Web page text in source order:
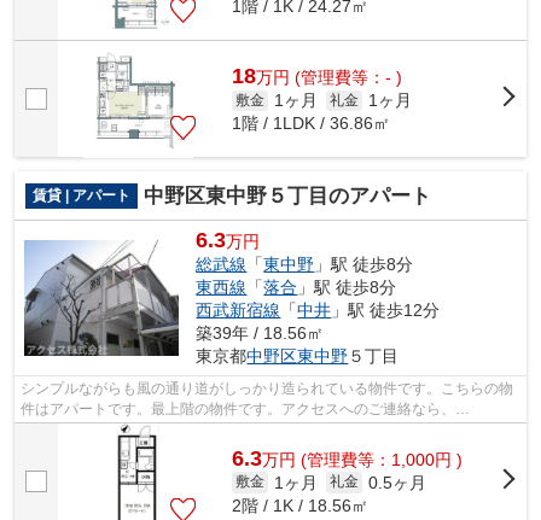
1階 / 1K / 24.27㎡
18万円 (管理費等：- )
敷金 1ヶ月 礼金
1ヶ月
1階 / 1LDK / 36.86㎡
賃貸 | アパート 中野区東中野５丁目のアパート
6.3万円
総武線 「東中野 」駅 徒歩8分
東西線 「落合 」駅 徒歩8分
西武新宿線 「中井 」駅 徒歩12分
築39年 / 18.56㎡
東京都中野区東中野５丁目
シンプルながらも風の通り道がしっかり造られている物件です。こちらの物
件はアパートです。最上階の物件です。アクセスへのご連絡なら、
info@access-japan.tokyoから遠慮なくどうぞ。...
6.3万円 (管理費等：1,000円 )
敷金 1ヶ月 礼金 0.5ヶ月
2階 / 1K / 18.56㎡